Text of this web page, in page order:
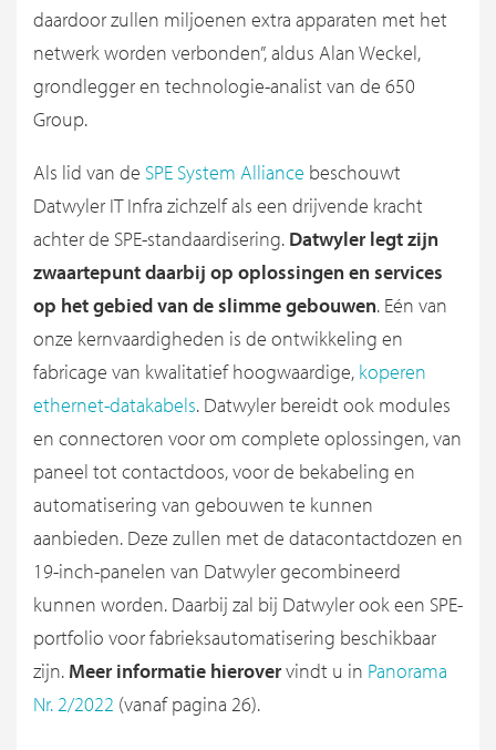
daardoor zullen miljoenen extra apparaten met het
netwerk worden verbonden”, aldus Alan Weckel,
grondlegger en technologie-analist van de 650
Group.
Als lid van de SPE System Alliance beschouwt
Datwyler IT Infra zichzelf als een drijvende kracht
achter de SPE-standaardisering. Datwyler legt zijn
zwaartepunt daarbij op oplossingen en services
op het gebied van de slimme gebouwen. Eén van
onze kernvaardigheden is de ontwikkeling en
fabricage van kwalitatief hoogwaardige, koperen
ethernet-datakabels. Datwyler bereidt ook modules
en connectoren voor om complete oplossingen, van
paneel tot contactdoos, voor de bekabeling en
automatisering van gebouwen te kunnen
aanbieden. Deze zullen met de datacontactdozen en
19-inch-panelen van Datwyler gecombineerd
kunnen worden. Daarbij zal bij Datwyler ook een SPE-
portfolio voor fabrieksautomatisering beschikbaar
zijn. Meer informatie hierovervindt u in Panorama
Nr. 2/2022 (vanaf pagina 26).